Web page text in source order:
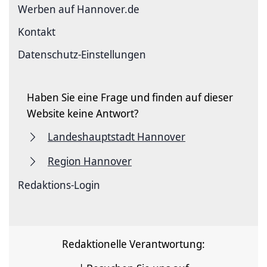
Werben auf Hannover.de
Kontakt
Datenschutz-Einstellungen
Haben Sie eine Frage und finden auf dieser
Website keine Antwort?
Landeshauptstadt Hannover
Region Hannover
Redaktions-Login
Redaktionelle Verantwortung: